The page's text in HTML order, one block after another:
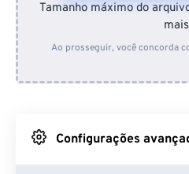
Do
Do Google
Tamanho máximo do
mais
Ao prosseguir, você concorda
Configurações